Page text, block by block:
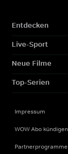
Entdecken
Live-Sport
Neue Filme
Top-Serien
Impressum
WOW Abo kündigen
Partnerprogramme